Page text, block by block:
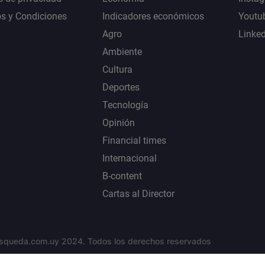
y Condiciones
Indicadores económicos
Agro
Ambiente
Cultura
Deportes
Tecnología
Opinión
Financial times
Internacional
B-content
Cartas al Director
2024. Todos los derechos reservados